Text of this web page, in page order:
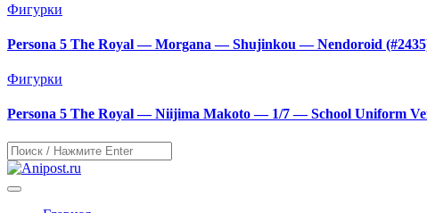
Фигурки
Persona 5 The Royal — Morgana — Shujinkou — Nendoroid
Фигурки
Persona 5 The Royal — Niijima Makoto — 1/7 — School Uniform